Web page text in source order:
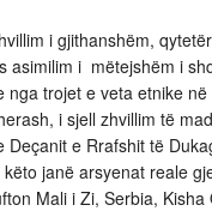
i gjithanshëm,
asimilim i mëtejshëm i
nga trojet e veta etnike në
i sjell zhvillim të
Deçanit e Rrafshit të
janë arsyenat reale
Mali i Zi, Serbia, Kisha